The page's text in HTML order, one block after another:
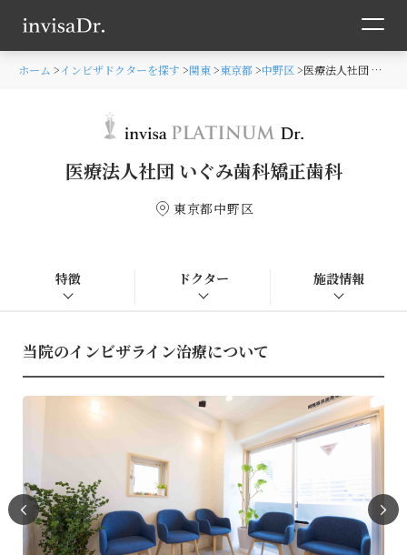
ホーム インビザドクターを探す 関東 東京都 中野区 医療法人社団 いぐみ歯科矯正歯科
医療法人社団 いぐみ歯科矯正歯科
東京都中野区
特徴 ドクター 施設情報
当院のインビザライン治療について